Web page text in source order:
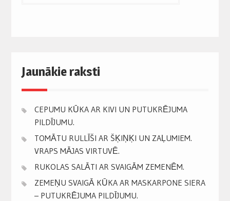
Jaunākie raksti
CEPUMU KŪKA AR KIVI UN PUTUKRĒJUMA
PILDĪJUMU.
TOMĀTU RULLĪŠI AR ŠĶIŅĶI UN ZAĻUMIEM.
VRAPS MĀJAS VIRTUVĒ.
RUKOLAS SALĀTI AR SVAIGĀM ZEMENĒM.
ZEMEŅU SVAIGĀ KŪKA AR MASKARPONE SIERA
– PUTUKRĒJUMA PILDĪJUMU.